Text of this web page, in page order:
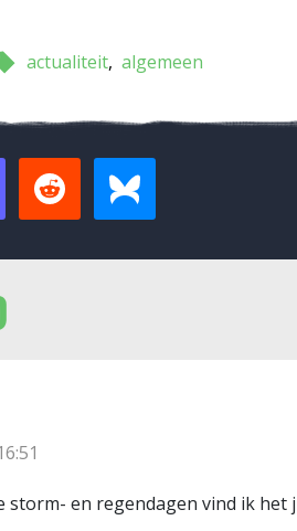
actualiteit algemeen
storm- en regendagen vind ik